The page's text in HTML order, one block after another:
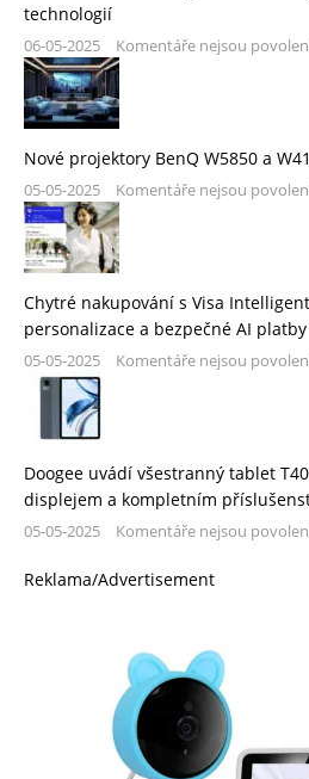
technologií
06-05-2025 Komentáře nejsou
Nové projektory BenQ W5850 a
05-05-2025 Komentáře nejsou
Chytré nakupování s Visa
personalizace a bezpečné AI platby
05-05-2025 Komentáře nejsou
Doogee uvádí všestranný tablet
displejem a kompletním
05-05-2025 Komentáře nejsou
Reklama/Advertisement